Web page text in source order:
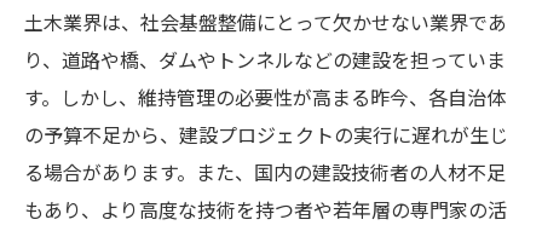
土木業界は、社会基盤整備にとって欠かせない業界であ
り、道路や橋、ダムやトンネルなどの建設を担っていま
す。しかし、維持管理の必要性が高まる昨今、各自治体
の予算不足から、建設プロジェクトの実行に遅れが生じ
る場合があります。また、国内の建設技術者の人材不足
もあり、より高度な技術を持つ者や若年層の専門家の活